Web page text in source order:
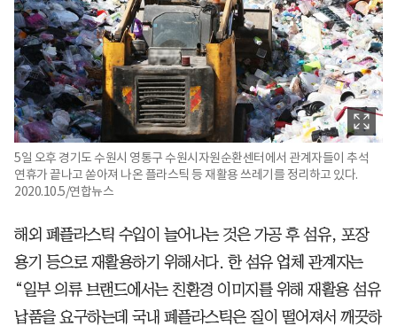
5일 오후 경기도 수원시 영통구 수원시자원순환센터에서 관계자들이 추석
연휴가 끝나고 쏟아져 나온 플라스틱 등 재활용 쓰레기를 정리하고 있다.
2020.10.5/연합뉴스
해외 폐플라스틱 수입이 늘어나는 것은 가공 후 섬유, 포장
용기 등으로 재활용하기 위해서다. 한 섬유 업체 관계자는
“일부 의류 브랜드에서는 친환경 이미지를 위해 재활용 섬유
납품을 요구하는데 국내 폐플라스틱은 질이 떨어져서 깨끗하